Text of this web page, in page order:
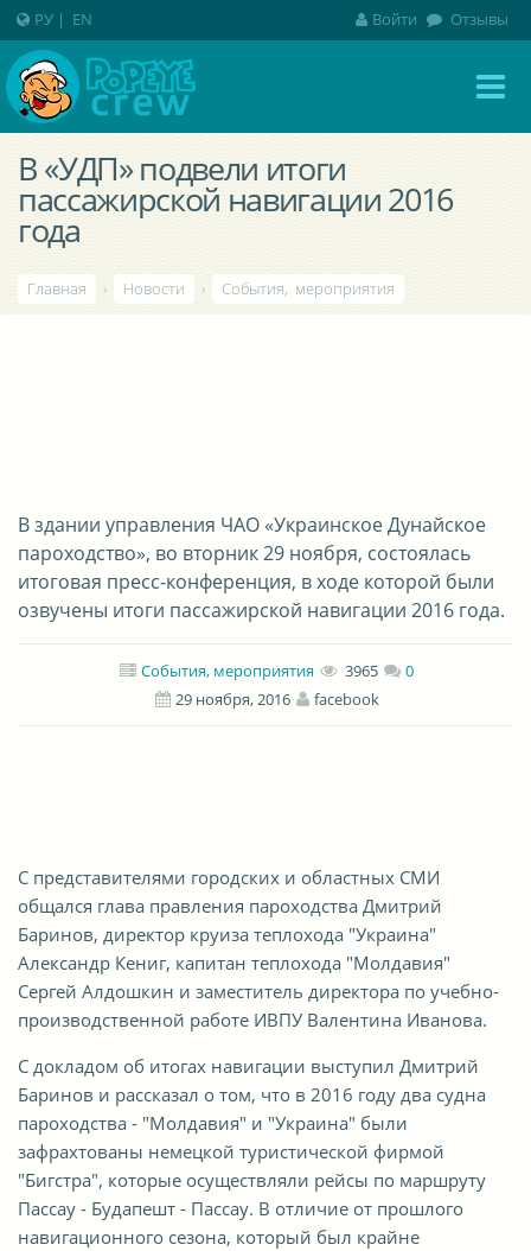
В «УДП» подвели итоги
пассажирской навигации 2016
года
Главная › Новости › События, мероприятия
В здании управления ЧАО «Украинское Дунайское
пароходство», во вторник 29 ноября, состоялась
итоговая пресс-конференция, в ходе которой были
озвучены итоги пассажирской навигации 2016 года.
События, мероприятия 3965
0
29 ноября, 2016
facebook
С представителями городских и областных СМИ
общался глава правления пароходства Дмитрий
Баринов, директор круиза теплохода "Украина"
Александр Кениг, капитан теплохода "Молдавия"
Сергей Алдошкин и заместитель директора по учебно-
производственной работе ИВПУ Валентина Иванова.
С докладом об итогах навигации выступил Дмитрий
Баринов и рассказал о том, что в 2016 году два судна
пароходства - "Молдавия" и "Украина" были
зафрахтованы немецкой туристической фирмой
"Бигстра", которые осуществляли рейсы по маршруту
Пассау - Будапешт - Пассау. В отличие от прошлого
навигационного сезона, который был крайне
РУ | EN Войти Отзывы